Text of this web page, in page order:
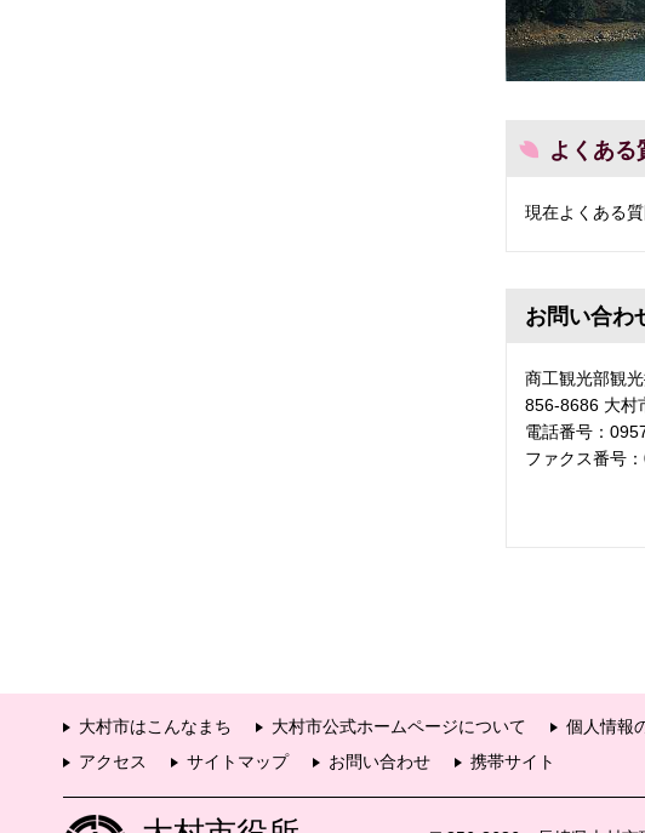
よくある
現在よくある
お問い合わ
商工観光部観
856-8686 大村
電話番号：
ファクス番号
大村市はこんなまち 大村市公式ホームページについて 個人情報
アクセス
サイトマップ お問い合わせ 携帯サイト